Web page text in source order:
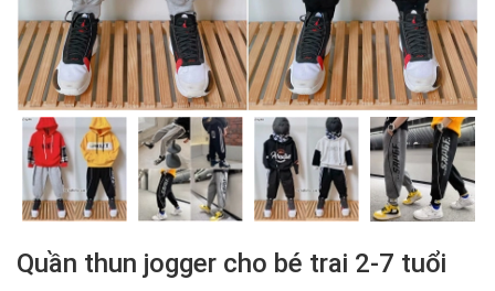
Quần thun jogger cho bé trai 2-7 tuổi